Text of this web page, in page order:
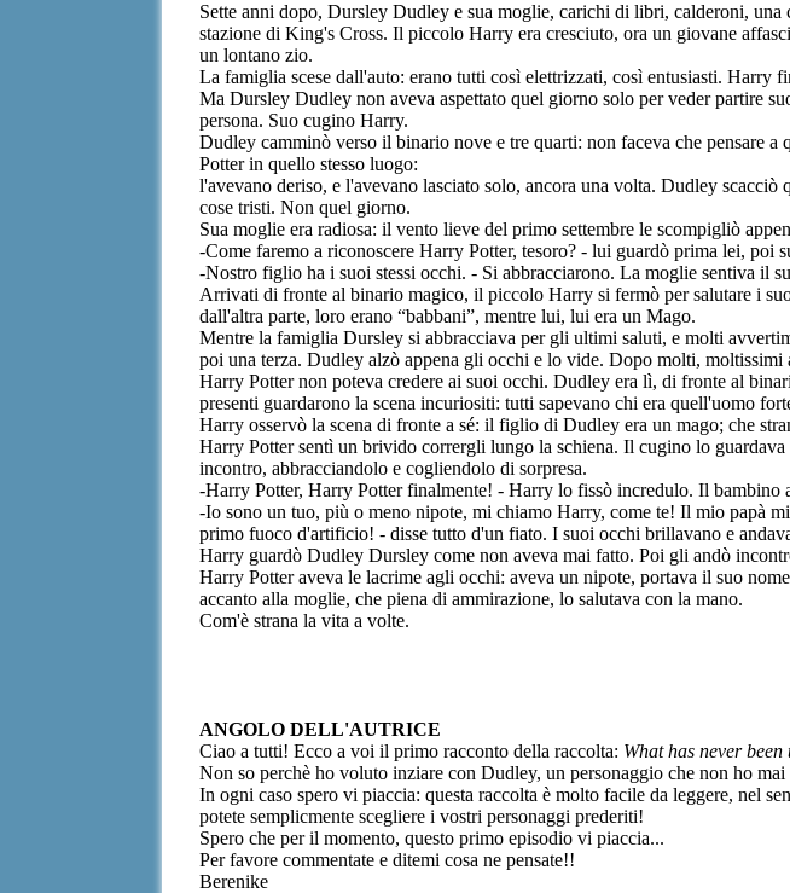
Sette anni dopo, Dursley Dudley e sua moglie, carichi di libri, calderoni,
stazione di King's Cross. Il piccolo Harry era cresciuto, ora un giovane
un lontano zio.
La famiglia scese dall'auto: erano tutti così elettrizzati, così entusiasti. Harry
Ma Dursley Dudley non aveva aspettato quel giorno solo per veder partire
persona. Suo cugino Harry.
Dudley camminò verso il binario nove e tre quarti: non faceva che pensare
Potter in quello stesso luogo:
l'avevano deriso, e l'avevano lasciato solo, ancora una volta. Dudley
cose tristi. Non quel giorno.
Sua moglie era radiosa: il vento lieve del primo settembre le scompigliò
-Come faremo a riconoscere Harry Potter, tesoro? - lui guardò prima lei, poi
-Nostro figlio ha i suoi stessi occhi. - Si abbracciarono. La moglie sentiva il
Arrivati di fronte al binario magico, il piccolo Harry si fermò per salutare i
dall'altra parte, loro erano “babbani”, mentre lui, lui era un Mago.
Mentre la famiglia Dursley si abbracciava per gli ultimi saluti, e molti
poi una terza. Dudley alzò appena gli occhi e lo vide. Dopo molti, moltissimi
Harry Potter non poteva credere ai suoi occhi. Dudley era lì, di fronte al
presenti guardarono la scena incuriositi: tutti sapevano chi era quell'uomo
Harry osservò la scena di fronte a sé: il figlio di Dudley era un mago; che
Harry Potter sentì un brivido corrergli lungo la schiena. Il cugino lo
incontro, abbracciandolo e cogliendolo di sorpresa.
-Harry Potter, Harry Potter finalmente! - Harry lo fissò incredulo. Il
-Io sono un tuo, più o meno nipote, mi chiamo Harry, come te! Il mio papà
primo fuoco d'artificio! - disse tutto d'un fiato. I suoi occhi brillavano e
Harry guardò Dudley Dursley come non aveva mai fatto. Poi gli andò
Harry Potter aveva le lacrime agli occhi: aveva un nipote, portava il suo
accanto alla moglie, che piena di ammirazione, lo salutava con la mano.
Com'è strana la vita a volte.
ANGOLO DELL'AUTRICE
Ciao a tutti! Ecco a voi il primo racconto della raccolta: What has never been
Non so perchè ho voluto inziare con Dudley, un personaggio che non ho
In ogni caso spero vi piaccia: questa raccolta è molto facile da leggere, nel
potete semplicmente scegliere i vostri personaggi prederiti!
Spero che per il momento, questo primo episodio vi piaccia...
Per favore commentate e ditemi cosa ne pensate!!
Berenike